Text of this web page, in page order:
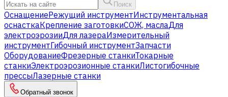
Поиск
ОснащениеРежущий инструментИнструментальная
оснасткаКрепление заготовкиСОЖ, маслаДля
электроэрозииДля лазераИзмерительный
инструментГибочный инструментЗапчасти
ОборудованиеФрезерные станкиТокарные
станкиЭлектроэрозионные станкиЛистогибочные
прессыЛазерные станки
Обратный звонок